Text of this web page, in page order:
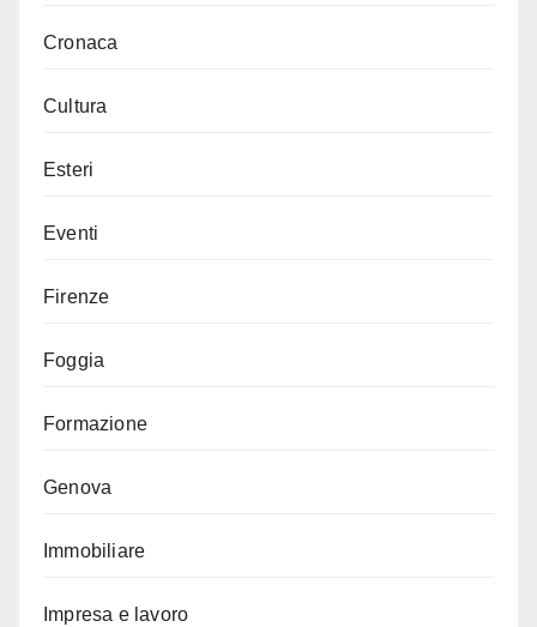
Cronaca
Cultura
Esteri
Eventi
Firenze
Foggia
Formazione
Genova
Immobiliare
Impresa e lavoro